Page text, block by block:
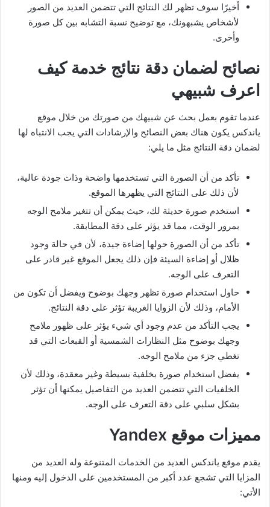
أخيرًا سوف تظهر لك النتائج التي تتضمن العديد من الصور
لأشخاص يشبهونك، مع توضيح نسبة التشابه بين كل صورة
وأخرى.
نصائح لضمان دقة نتائج خدمة كيف
اعرف شبيهي
عندما تقوم بعمل بحث عن شبيهك من صورتك من خلال موقع
ياندكس يكون هناك بعض النصائح والإرشادات التي يجب الانتباه لها
لضمان دقة النتائج مثل ما يلي:
تأكد من أن الصورة التي تستخدمها واضحة وذات جودة عالية،
لأن ذلك على النتائج التي يظهرها الموقع.
استخدم صورة حديثة لك، حيث يمكن أن تتغير ملامح الوجه
بمرور الوقت، مما قد يؤثر على دقة المطابقة.
تأكد من أن الصورة حولها إضاءة جيدة، لأن في حالة وجود
ظلال أو إضاءة السيئة فإن ذلك يجعل الموقع غير قادر على
التعرف على الوجه.
حاول استخدام صورة تظهر وجهك بوضوح ويفضل أن تكون من
الأمام، وذلك لأن الزوايا الغريبة تؤثر على دقة النتائج.
يجب التأكد من عدم وجود أي شيء يؤثر على ظهور ملامح
وجهك بوضوح مثل النظارات الشمسية أو القبعات التي قد
تغطي جزء من ملامح الوجه.
يفضل استخدام صورة بخلفية بسيطة وغير معقدة، وذلك لأن
الخلفيات التي تتضمن العديد من التفاصيل يمكنها أن تؤثر
بشكل سلبي على دقة التعرف على الوجه.
مميزات موقع Yandex
يقدم موقع ياندكس العديد من الخدمات المتنوعة وله العديد من
المزايا التي تشجع عدد أكبر من المستخدمين على الدخول إليه ومنها
الأتي: